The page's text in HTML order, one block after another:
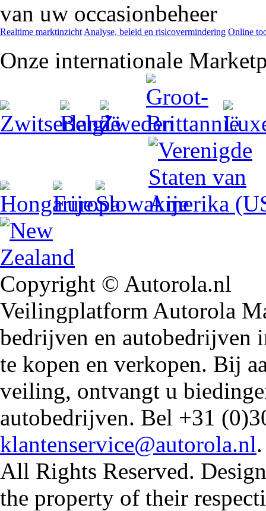
van uw occasionbeheer
Realtime marktinzicht Analyse, beleid en risicovermindering Online
Onze internationale
Copyright © Autorola.nl
Veilingplatform Autorola
bedrijven en autobedrijven
te kopen en verkopen. Bij
veiling, ontvangt u
autobedrijven. Bel +31
klantenservice@autorola.nl
All Rights Reserved.
the property of their